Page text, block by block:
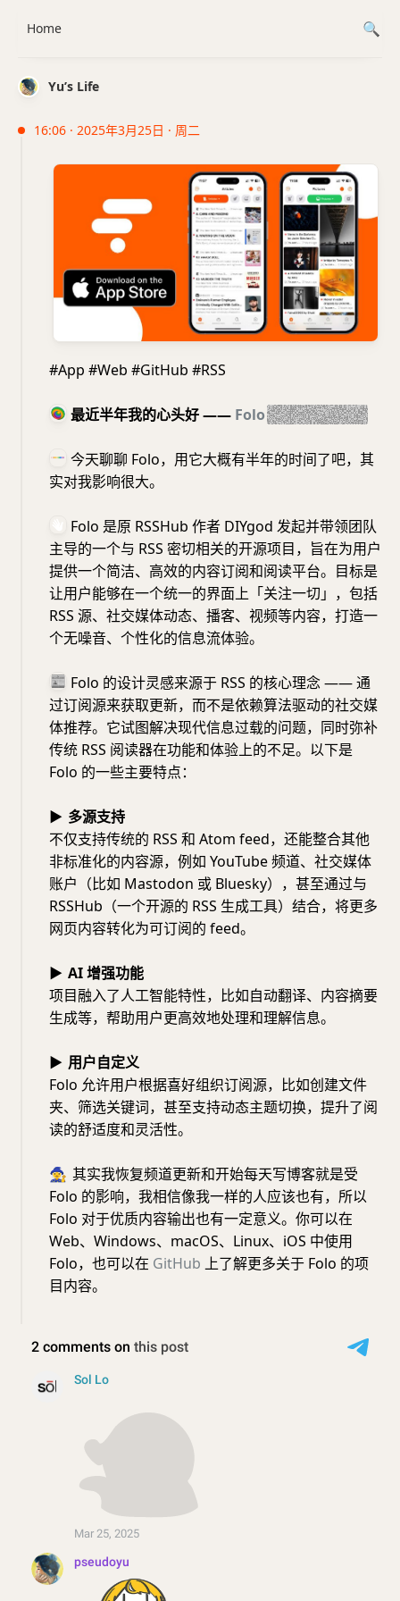
Yu’s Life
16:06 · 2025年3月25日 · 周二
#App #Web #GitHub #RSS
最近半年我的心头好 —— Folo（原名Follow）
今天聊聊 Folo，用它大概有半年的时间了吧，其
实对我影响很大。
Folo 是原 RSSHub 作者 DIYgod 发起并带领团队
主导的一个与 RSS 密切相关的开源项目，旨在为用户
提供一个简洁、高效的内容订阅和阅读平台。目标是
让用户能够在一个统一的界面上「关注一切」，包括
RSS 源、社交媒体动态、播客、视频等内容，打造一
个无噪音、个性化的信息流体验。
Folo 的设计灵感来源于 RSS 的核心理念 —— 通
过订阅源来获取更新，而不是依赖算法驱动的社交媒
体推荐。它试图解决现代信息过载的问题，同时弥补
传统 RSS 阅读器在功能和体验上的不足。以下是
Folo 的一些主要特点：
▶ 多源支持
不仅支持传统的 RSS 和 Atom feed，还能整合其他
非标准化的内容源，例如 YouTube 频道、社交媒体
账户（比如 Mastodon 或 Bluesky），甚至通过与
RSSHub（一个开源的 RSS 生成工具）结合，将更多
网页内容转化为可订阅的 feed。
▶ AI 增强功能
项目融入了人工智能特性，比如自动翻译、内容摘要
生成等，帮助用户更高效地处理和理解信息。
▶ 用户自定义
Folo 允许用户根据喜好组织订阅源，比如创建文件
夹、筛选关键词，甚至支持动态主题切换，提升了阅
读的舒适度和灵活性。
🧙‍♀️ 其实我恢复频道更新和开始每天写博客就是受
Folo 的影响，我相信像我一样的人应该也有，所以
Folo 对于优质内容输出也有一定意义。你可以在
Web、Windows、macOS、Linux、iOS 中使用
Folo，也可以在 GitHub 上了解更多关于 Folo 的项
目内容。
Home